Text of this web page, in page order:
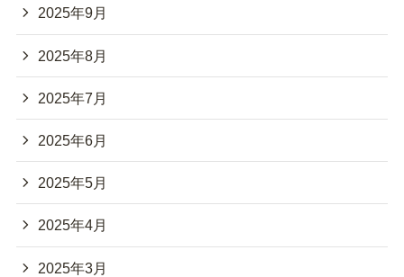
2025年9月
2025年8月
2025年7月
2025年6月
2025年5月
2025年4月
2025年3月